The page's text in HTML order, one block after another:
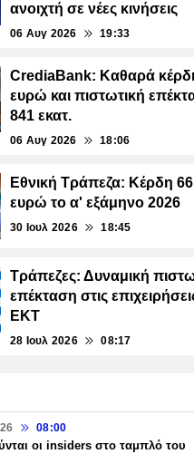
ανοιχτή σε νέες κινήσεις
06 Αυγ 2026 19:33
CrediaBank: Καθαρά
ευρώ και πιστωτική
841 εκατ.
06 Αυγ 2026 18:06
Εθνική Τράπεζα: Κέρδη
ευρώ το α' εξάμηνο 2026
30 Ιουλ 2026 18:45
Τράπεζες: Δυναμική
επέκταση στις
ΕΚΤ
28 Ιουλ 2026 08:17
08:00
οι insiders στο ταμπλό του